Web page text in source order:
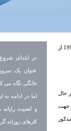
یک شرکت تولید کننده نرم افزارهای امنیتی است و دفتر مرکزی آن در شهر براتیسلاوا کشور اسلواکی می باشد. این شرکت در سال 1992 از
حال
جهت
در ابتدای
عنوان یک
خانگی نگاه می
اما در ادامه
و اهمیت رایانه
کارهای روزانه